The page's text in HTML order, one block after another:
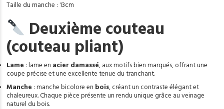
Taille du manche : 13cm
Deuxième couteau
(couteau pliant)
Lame : lame en acier damassé, aux motifs bien marqués, offrant une
coupe précise et une excellente tenue du tranchant.
Manche : manche bicolore en bois, créant un contraste élégant et
chaleureux. Chaque pièce présente un rendu unique grâce au veinage
naturel du bois.